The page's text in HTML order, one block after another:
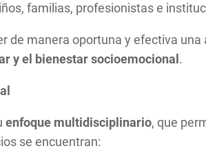
familias, profesionistas e
de manera oportuna y efectiva
y el bienestar socioemocional .
enfoque multidisciplinario, que
se encuentran: